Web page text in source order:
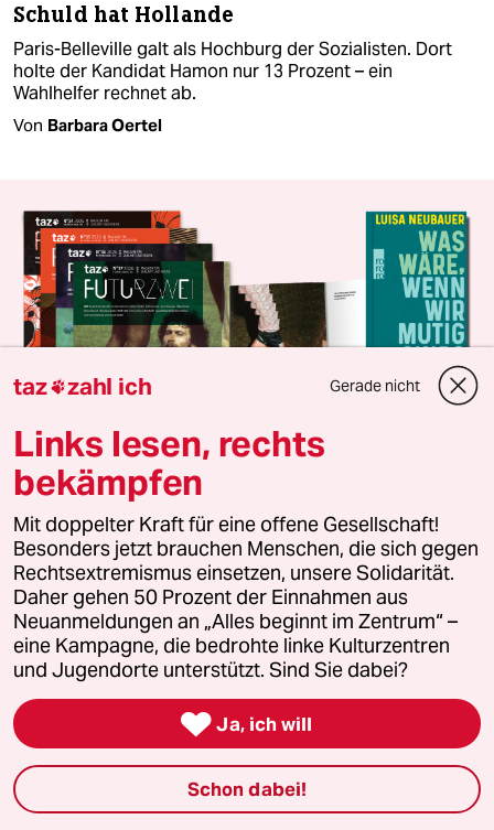
Schuld hat Hollande
Paris-Belleville galt als Hochburg der Sozialisten. Dort
holte der Kandidat Hamon nur 13 Prozent – ein
Wahlhelfer rechnet ab.
Von Barbara Oertel
taz FUTURZWEI im Abo entdecken
Endlich mal ein Magazin für Zukunft
taz FUTURZWEI ist unser Magazin für eine bessere
Zukunft. Das Abo bietet jährlich vier Ausgaben für
nur 38 Euro. Zudem erhalten Sie eine Ausgabe von
Luisa Neubauers neuestem Buch „Was wäre, wenn
wir mutig sind?“ (solange Vorrat reicht).
Jedes Quartal neu in Ihrem Briefkasten
Nur 38 Euro im Jahr
Als Prämie Luisa Neubauers „Was wäre, wenn wir
taz zahl ich Gerade nicht
Links lesen, rechts
bekämpfen
Mit doppelter Kraft für eine offene Gesellschaft!
Besonders jetzt brauchen Menschen, die sich gegen
Rechtsextremismus einsetzen, unsere Solidarität.
Daher gehen 50 Prozent der Einnahmen aus
Neuanmeldungen an „Alles beginnt im Zentrum“ –
eine Kampagne, die bedrohte linke Kulturzentren
und Jugendorte unterstützt. Sind Sie dabei?
 Ja, ich will
Schon dabei!